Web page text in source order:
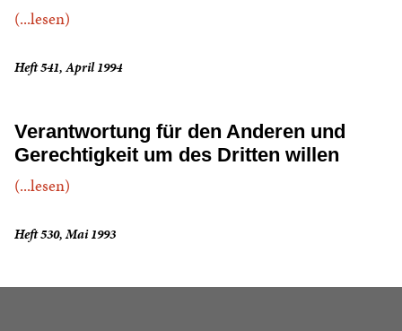
(...lesen)
Heft 541, April 1994
Verantwortung für den Anderen und
Gerechtigkeit um des Dritten willen
(...lesen)
Heft 530, Mai 1993